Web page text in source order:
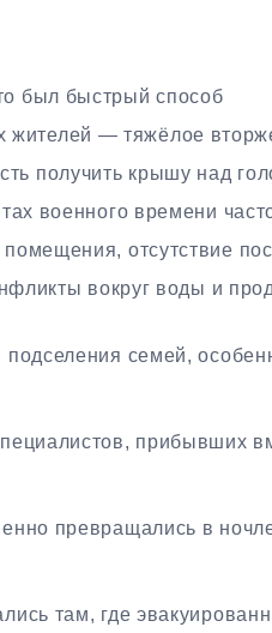
был быстрый способ
— тяжёлое
получить крышу над
военного времени
отсутствие
вокруг воды и
подселения семей,
прибывших
превращались в
там, где